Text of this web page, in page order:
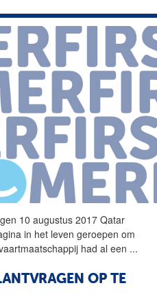
10 augustus 2017 Qatar
in het leven geroepen om
had al een ...
OP TE